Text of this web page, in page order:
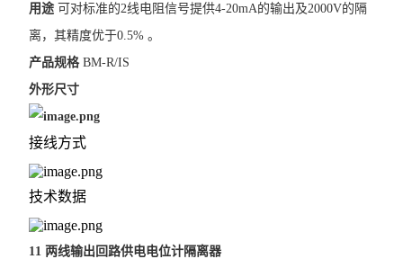
用途 可对标准的2线电阻信号提供4-20mA的输出及2000V的隔
离，其精度优于0.5% 。
产品规格BM-R/IS
外形尺寸
接线方式
技术数据
11 两线输出回路供电电位计隔离器